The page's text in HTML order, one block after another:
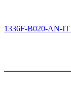
1336F-B020-AN-IT